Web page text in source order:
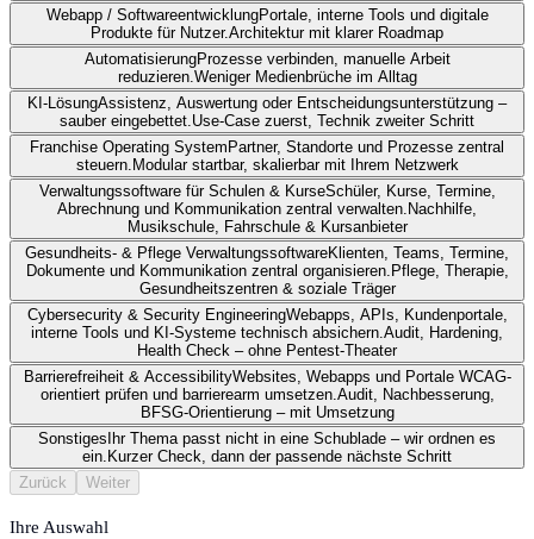
Webapp / SoftwareentwicklungPortale, interne Tools und digitale
Produkte für Nutzer.Architektur mit klarer Roadmap
AutomatisierungProzesse verbinden, manuelle Arbeit
reduzieren.Weniger Medienbrüche im Alltag
KI-LösungAssistenz, Auswertung oder Entscheidungsunterstützung –
sauber eingebettet.Use-Case zuerst, Technik zweiter Schritt
Franchise Operating System Partner, Standorte und Prozesse zentral
steuern. Modular startbar, skalierbar mit Ihrem Netzwerk
Verwaltungssoftware für Schulen & KurseSchüler, Kurse, Termine,
Abrechnung und Kommunikation zentral verwalten. Nachhilfe,
Musikschule, Fahrschule & Kursanbieter
Gesundheits- & Pflege VerwaltungssoftwareKlienten, Teams, Termine,
Dokumente und Kommunikation zentral organisieren. Pflege, Therapie,
Gesundheitszentren & soziale Träger
Cybersecurity & Security EngineeringWebapps, APIs, Kundenportale,
interne Tools und KI-Systeme technisch absichern.Audit, Hardening,
Health Check – ohne Pentest-Theater
Barrierefreiheit & AccessibilityWebsites, Webapps und Portale WCAG-
orientiert prüfen und barrierearm umsetzen.Audit, Nachbesserung,
BFSG-Orientierung – mit Umsetzung
Sonstiges Ihr Thema passt nicht in eine Schublade – wir ordnen es
ein. Kurzer Check, dann der passende nächste Schritt
Zurück
Weiter
Ihre Auswahl